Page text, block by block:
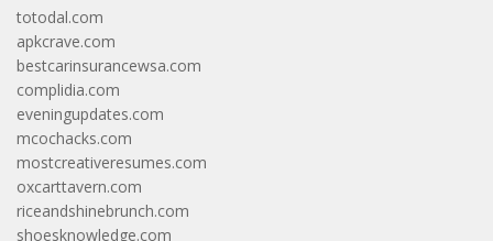
totodal.com
apkcrave.com
bestcarinsurancewsa.com
complidia.com
eveningupdates.com
mcochacks.com
mostcreativeresumes.com
oxcarttavern.com
riceandshinebrunch.com
shoesknowledge.com